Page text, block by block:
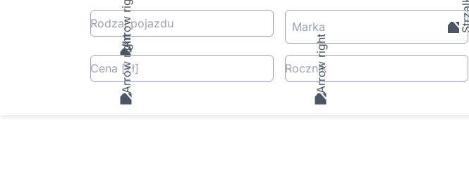
Rodzaj pojazdu Marka
Cena [zł] Rocznik